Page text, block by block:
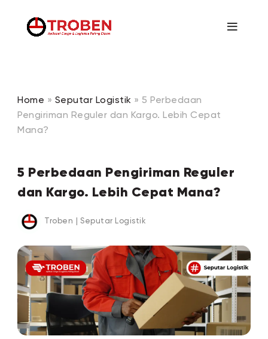
Home » Seputar Logistik » 5 Perbedaan
Pengiriman Reguler dan Kargo. Lebih Cepat
Mana?
5 Perbedaan Pengiriman Reguler
dan Kargo. Lebih Cepat Mana?
Troben Seputar Logistik